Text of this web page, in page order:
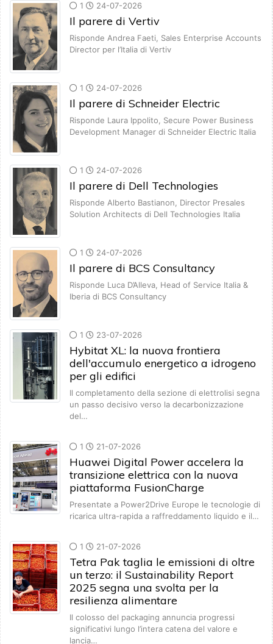
1 24-07-2026
Il parere di Vertiv
Risponde Andrea Faeti, Sales Enterprise Accounts
Director per l’Italia di Vertiv
1 24-07-2026
Il parere di Schneider Electric
Risponde Laura Ippolito, Secure Power Business
Development Manager di Schneider Electric Italia
1 24-07-2026
Il parere di Dell Technologies
Risponde Alberto Bastianon, Director Presales
Solution Architects di Dell Technologies Italia
1 24-07-2026
Il parere di BCS Consultancy
Risponde Luca D’Alleva, Head of Service Italia &
Iberia di BCS Consultancy
1 23-07-2026
Hybitat XL: la nuova frontiera
dell'accumulo energetico a idrogeno
per gli edifici
Il completamento della sezione di elettrolisi segna
un passo decisivo verso la decarbonizzazione
del…
1 21-07-2026
Huawei Digital Power accelera la
transizione elettrica con la nuova
piattaforma FusionCharge
Presentate a Power2Drive Europe le tecnologie di
ricarica ultra-rapida a raffreddamento liquido e il…
1 21-07-2026
Tetra Pak taglia le emissioni di oltre
un terzo: il Sustainability Report
2025 segna una svolta per la
resilienza alimentare
Il colosso del packaging annuncia progressi
significativi lungo l’intera catena del valore e
lancia…